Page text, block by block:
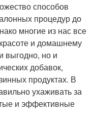
способов
процедур до
многие из нас все
и домашнему
выгодно, но и
добавок,
продуктах. В
ухаживать за
и эффективные